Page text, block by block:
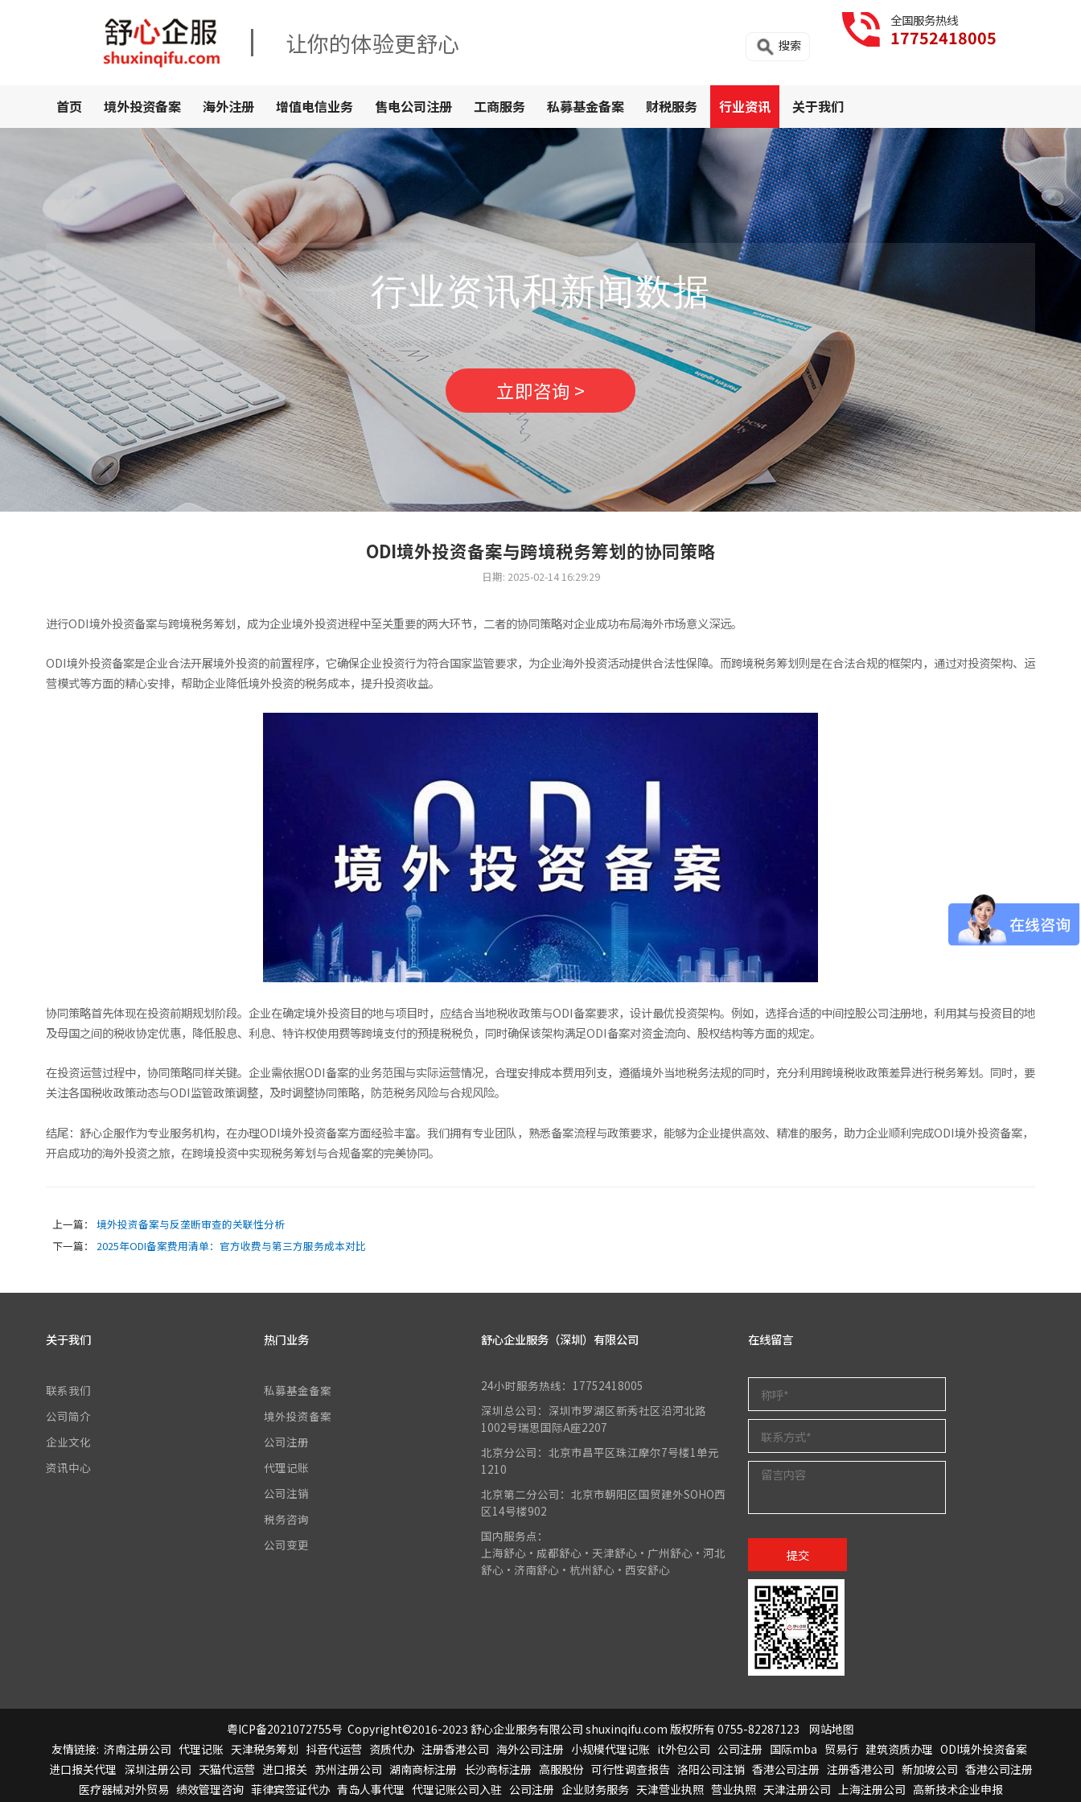
让你的体验更舒心
全国服务热线
17752418005
搜索
首页 境外投资备案 海外注册 增值电信业务 售电公司注册 工商服务 私募基金备案 财税服务 行业资讯 关于我们
行业资讯和新闻数据
立即咨询 >
ODI境外投资备案与跨境税务筹划的协同策略
日期: 2025-02-14 16:29:29
进行ODI境外投资备案与跨境税务筹划，成为企业境外投资进程中至关重要的两大环节，二者的协同策略对企业成功布局海外市场意义深远。
ODI境外投资备案是企业合法开展境外投资的前置程序，它确保企业投资行为符合国家监管要求，为企业海外投资活动提供合法性保障。而跨境税务筹划则是在合法合规的框架内，通过对投资架构、运
营模式等方面的精心安排，帮助企业降低境外投资的税务成本，提升投资收益。
协同策略首先体现在投资前期规划阶段。企业在确定境外投资目的地与项目时，应结合当地税收政策与ODI备案要求，设计最优投资架构。例如，选择合适的中间控股公司注册地，利用其与投资目的地
及母国之间的税收协定优惠，降低股息、利息、特许权使用费等跨境支付的预提税税负，同时确保该架构满足ODI备案对资金流向、股权结构等方面的规定。
在投资运营过程中，协同策略同样关键。企业需依据ODI备案的业务范围与实际运营情况，合理安排成本费用列支，遵循境外当地税务法规的同时，充分利用跨境税收政策差异进行税务筹划。同时，要
关注各国税收政策动态与ODI监管政策调整，及时调整协同策略，防范税务风险与合规风险。
结尾：舒心企服作为专业服务机构，在办理ODI境外投资备案方面经验丰富。我们拥有专业团队，熟悉备案流程与政策要求，能够为企业提供高效、精准的服务，助力企业顺利完成ODI境外投资备案，
开启成功的海外投资之旅，在跨境投资中实现税务筹划与合规备案的完美协同。
上一篇：
境外投资备案与反垄断审查的关联性分析
下一篇：
2025年ODI备案费用清单：官方收费与第三方服务成本对比
关于我们
联系我们
公司简介
企业文化
资讯中心
热门业务
私募基金备案
境外投资备案
公司注册
代理记账
公司注销
税务咨询
公司变更
舒心企业服务（深圳）有限公司
24小时服务热线：17752418005
深圳总公司：深圳市罗湖区新秀社区沿河北路
1002号瑞思国际A座2207
北京分公司：北京市昌平区珠江摩尔7号楼1单元
1210
北京第二分公司：北京市朝阳区国贸建外SOHO西
区14号楼902
国内服务点：
上海舒心•成都舒心•天津舒心•广州舒心•河北
舒心•济南舒心•杭州舒心•西安舒心
在线留言
提交
粤ICP备2021072755号 Copyright©2016-2023 舒心企业服务有限公司 shuxinqifu.com 版权所有 0755-82287123
网站地图
友情链接: 济南注册公司 代理记账 天津税务筹划 抖音代运营 资质代办 注册香港公司 海外公司注册 小规模代理记账 it外包公司 公司注册 国际mba 贸易行 建筑资质办理 ODI境外投资备案
进口报关代理 深圳注册公司 天猫代运营 进口报关 苏州注册公司 湖南商标注册 长沙商标注册 高服股份 可行性调查报告 洛阳公司注销 香港公司注册 注册香港公司 新加坡公司 香港公司注册
医疗器械对外贸易 绩效管理咨询 菲律宾签证代办 青岛人事代理 代理记账公司入驻 公司注册 企业财务服务 天津营业执照 营业执照 天津注册公司 上海注册公司 高新技术企业申报